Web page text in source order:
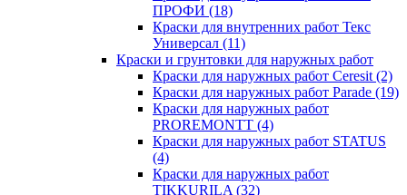
ПРОФИ (18)
Краски для внутренних работ Текс
Универсал (11)
Краски и грунтовки для наружных работ
Краски для наружных работ Ceresit (2)
Краски для наружных работ Parade (19)
Краски для наружных работ
PROREMONTT (4)
Краски для наружных работ STATUS
(4)
Краски для наружных работ
TIKKURILA (32)